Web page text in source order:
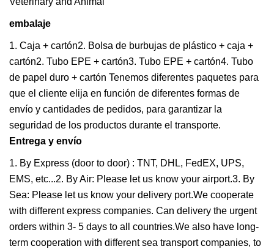
embalaje
1. Caja + cartón2. Bolsa de burbujas de plástico + caja +
cartón2. Tubo EPE + cartón3. Tubo EPE + cartón4. Tubo
de papel duro + cartón Tenemos diferentes paquetes para
que el cliente elija en función de diferentes formas de
envío y cantidades de pedidos, para garantizar la
seguridad de los productos durante el transporte.
Entrega y envío
1. By Express (door to door) : TNT, DHL, FedEX, UPS,
EMS, etc...2. By Air: Please let us know your airport.3. By
Sea: Please let us know your delivery port.We cooperate
with different express companies. Can delivery the urgent
orders within 3- 5 days to all countries.We also have long-
term cooperation with different sea transport companies, to